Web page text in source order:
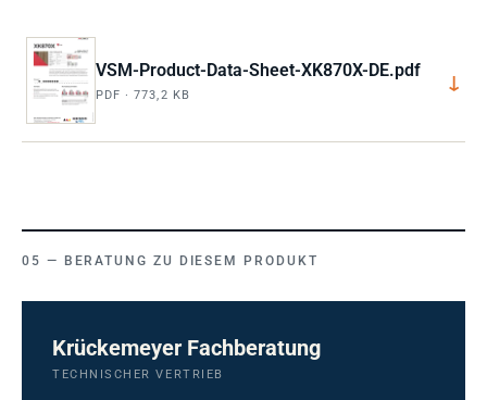
VSM-Product-Data-Sheet-XK870X-DE.pdf
PDF · 773,2 KB
↓
BERATUNG ZU DIESEM PRODUKT
Krückemeyer Fachberatung
TECHNISCHER VERTRIEB